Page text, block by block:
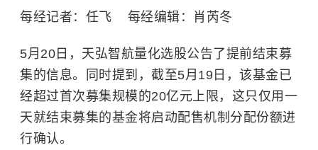
每经记者：任飞 每经编辑：肖芮冬
5月20日，天弘智航量化选股公告了提前结束募
集的信息。同时提到，截至5月19日，该基金已
经超过首次募集规模的20亿元上限，这只仅用一
天就结束募集的基金将启动配售机制分配份额进
行确认。